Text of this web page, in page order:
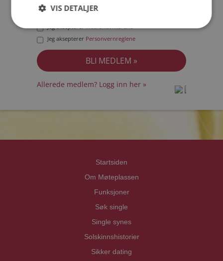
Jeg akseptererMedlemsvilkårene
Jeg aksepterer Personvernreglene
Allerede medlem? Logg inn her »
Startsiden
Om Møteplassen
Funksjoner
Søk single
Single synes
Solskinnshistorier
Sikker dating
VIS DETALJER